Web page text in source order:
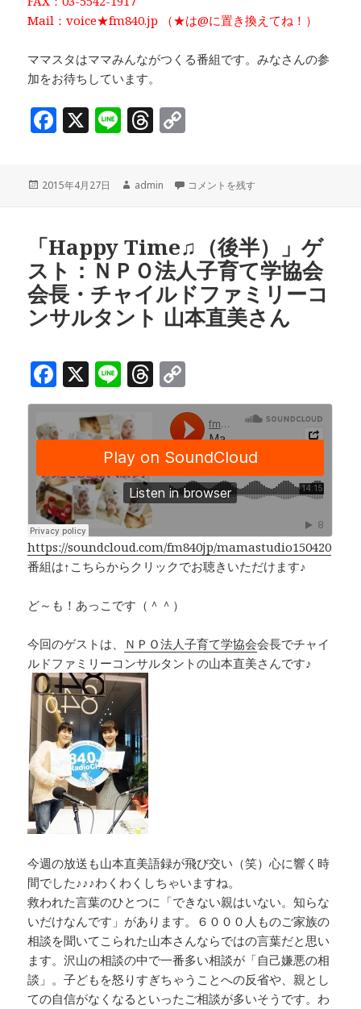
Mail：voice★fm840.jp （★は@に置き換えてね！）
ママスタはママみんながつくる番組です。みなさんの参
加をお待ちしています。
F
c
e
o
o
k
X Li
e
T
r
e
d
s
y
n
k
投
2015年4月27日
作
admin 「Happy Time♫（前半）」取材：「
コメントを残す
「Happy Time♫（後半）」ゲ
スト：ＮＰＯ法人子育て学協会
会長・チャイルドファミリーコ
ンサルタント 山本直美さん
F
a
c
e
b
o
o
k
X Li
n
e
T
h
e
a
d
s
o
p
y
Li
n
k
https://soundcloud.com/fm840jp/mamastudio150420
番組は↑こちらからクリックでお聴きいただけます♪
ど～も！あっこです（＾＾）
今回のゲストは、 ＮＰＯ法人子育て学協会会長でチャイ
ルドファミリーコンサルタントの山本直美さんです♪
今週の放送も山本直美語録が飛び交い（笑）心に響く時
間でした♪♪♪わくわくしちゃいますね。
救われた言葉のひとつに「できない親はいない。知らな
いだけなんです」があります。６０００人ものご家族の
相談を聞いてこられた山本さんならではの言葉だと思い
ます。沢山の相談の中で一番多い相談が「自己嫌悪の相
談」。子どもを怒りすぎちゃうことへの反省や、親とし
ての自信がなくなるといったご相談が多いそうです。わ